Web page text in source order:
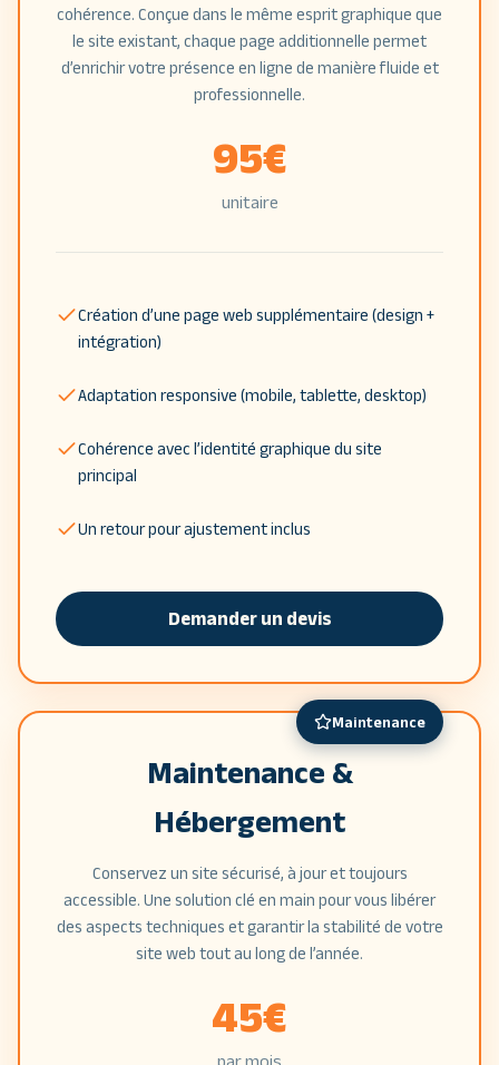
cohérence. Conçue dans le même esprit graphique que
le site existant, chaque page additionnelle permet
d’enrichir votre présence en ligne de manière fluide et
professionnelle.
95€
unitaire
Création d’une page web supplémentaire (design +
intégration)
Adaptation responsive (mobile, tablette, desktop)
Cohérence avec l’identité graphique du site
principal
Un retour pour ajustement inclus
Demander un devis
Maintenance
Maintenance &
Hébergement
Conservez un site sécurisé, à jour et toujours
accessible. Une solution clé en main pour vous libérer
des aspects techniques et garantir la stabilité de votre
site web tout au long de l’année.
45€
par mois